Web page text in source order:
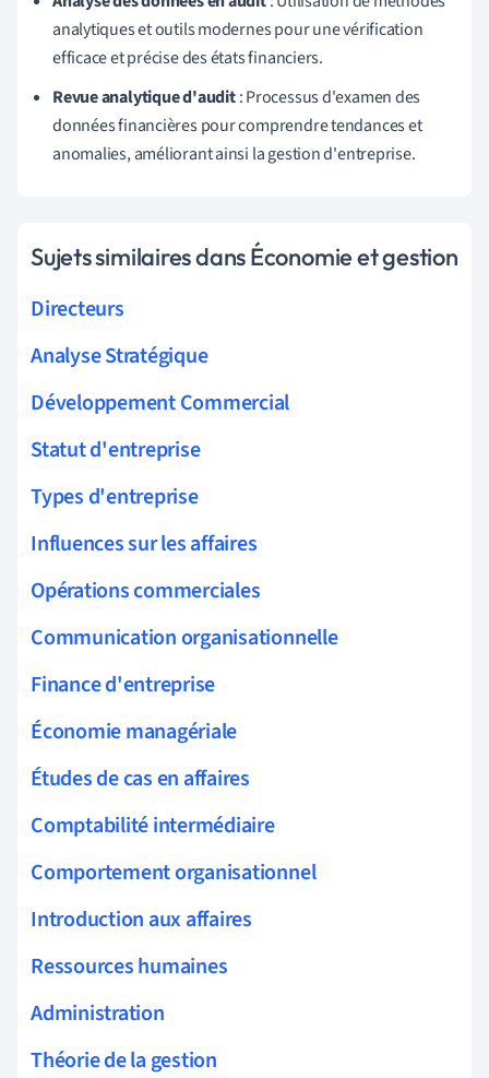
analytiques et outils modernes pour une vérification
efficace et précise des états financiers.
Revue analytique d'audit: Processus d'examen des
données financières pour comprendre tendances et
anomalies, améliorant ainsi la gestion d'entreprise.
Sujets similaires dans Économie et gestion
Directeurs
Analyse Stratégique
Développement Commercial
Statut d'entreprise
Types d'entreprise
Influences sur les affaires
Opérations commerciales
Communication organisationnelle
Finance d'entreprise
Économie managériale
Études de cas en affaires
Comptabilité intermédiaire
Comportement organisationnel
Introduction aux affaires
Ressources humaines
Administration
Théorie de la gestion